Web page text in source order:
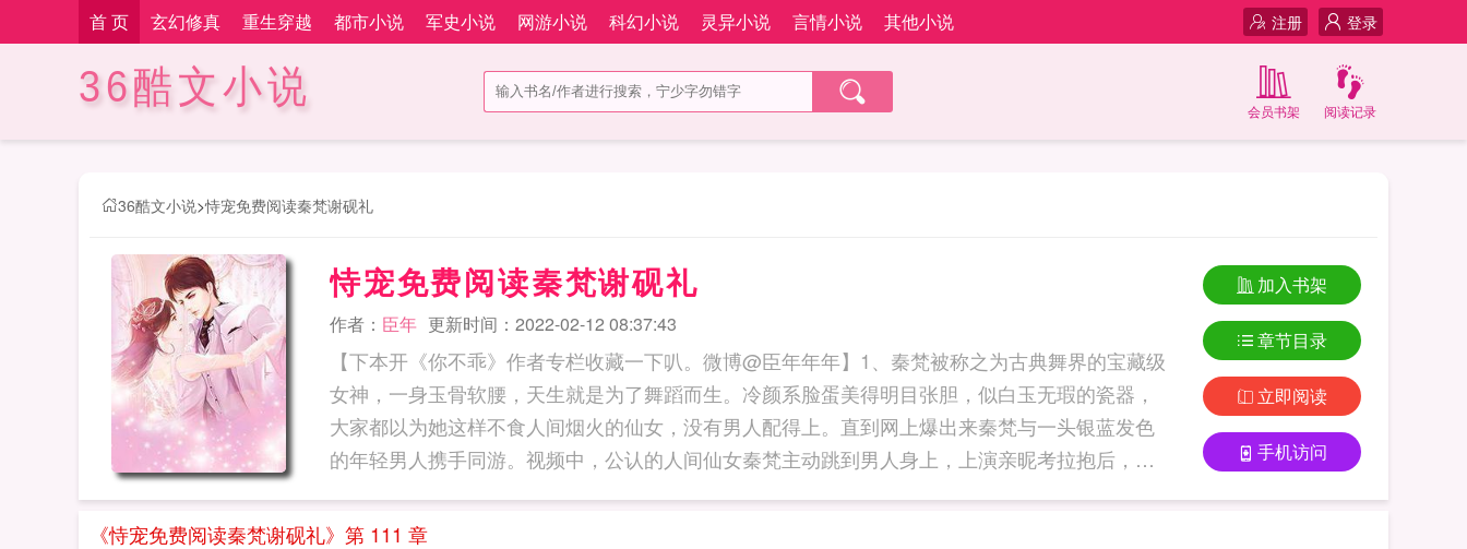
首 页 玄幻修真 重生穿越 都市小说 军史小说 网游小说 科幻小说 灵异小说 言情小说 其他小说 登录
注册
36酷文小说 阅读记录
会员书架
36酷文小说>恃宠免费阅读秦梵谢砚礼
恃宠免费阅读秦梵谢砚礼
作者： 臣年 更新时间：2022-02-12 08:37:43
【下本开《你不乖》作者专栏收藏一下叭。微博@臣年年年】1、秦梵被称之为古典舞界的宝藏级
女神，一身玉骨软腰，天生就是为了舞蹈而生。冷颜系脸蛋美得明目张胆，似白玉无瑕的瓷器，
大家都以为她这样不食人间烟火的仙女，没有男人配得上。直到网上爆出来秦梵与一头银蓝发色
的年轻男人携手同游。视频中，公认的人间仙女秦梵主动跳到男人身上，上演亲昵考拉抱后，还
谢砚礼作为北城名流之首，常年清冷着一张俊美面庞，手腕缠着一串黑色佛珠，行事却毫无慈悲
加入书架
章节目录
立即阅读
手机访问
《恃宠免费阅读秦梵谢砚礼》第 111 章